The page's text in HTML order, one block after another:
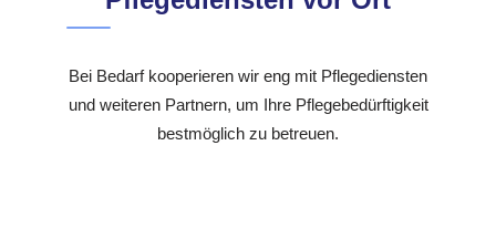
Bei Bedarf kooperieren wir eng mit Pflegediensten
und weiteren Partnern, um Ihre Pflegebedürftigkeit
bestmöglich zu betreuen.